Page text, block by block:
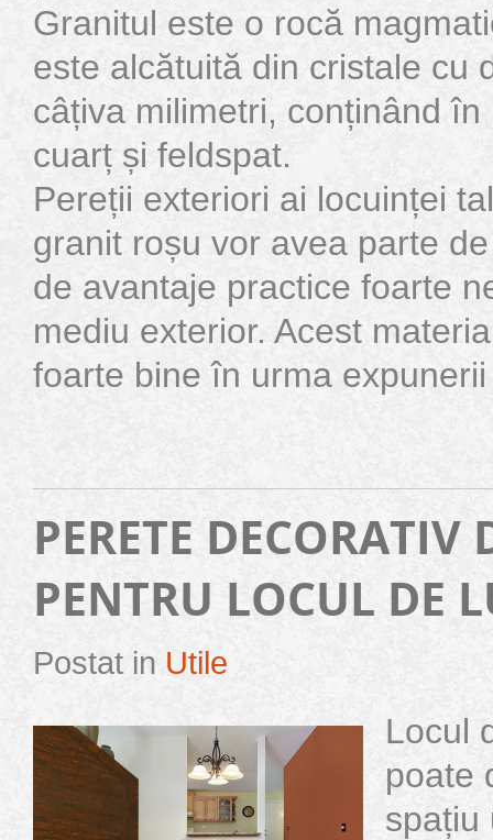
Granitul este o rocă
este alcătuită din cristale cu
câțiva milimetri, conținând în
cuarț și feldspat.
Pereții exteriori ai locuinței
granit roșu vor avea parte
de avantaje practice foarte
mediu exterior. Acest
foarte bine în urma
PERETE DECORATIV
PENTRU LOCUL DE
Postat in Utile
Locul
poate
spațiu